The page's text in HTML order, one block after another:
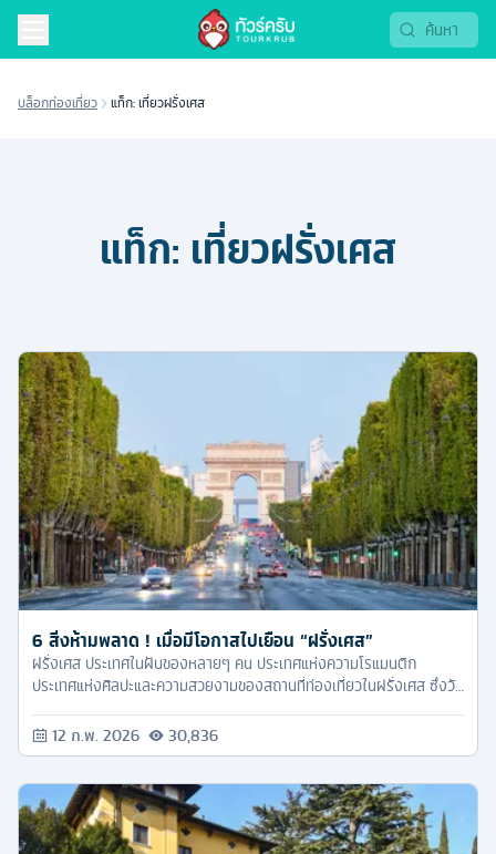
บล็อกท่องเที่ยว แท็ก: เที่ยวฝรั่งเศส
แท็ก: เที่ยวฝรั่งเศส
6 สิ่งห้ามพลาด ! เมื่อมีโอกาสไปเยือน “ฝรั่งเศส”
ฝรั่งเศส ประเทศในฝันของหลายๆ คน ประเทศแห่งความโรแมนติก
ประเทศแห่งศิลปะและความสวยงามของสถานที่ท่องเที่ยวในฝรั่งเศส ซึ่งวัน
เด็ดขาด
12 ก.พ. 2026 30,836